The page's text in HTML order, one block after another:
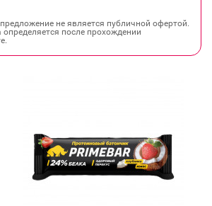
не является публичной офертой.
после прохождении